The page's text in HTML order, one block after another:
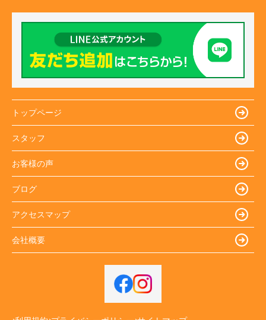
トップページ
スタッフ
お客様の声
ブログ
アクセスマップ
会社概要